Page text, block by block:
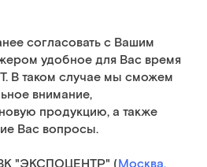
согласовать с Вашим
удобное для Вас время
В таком случае мы сможем
внимание,
продукцию, а также
Вас вопросы.